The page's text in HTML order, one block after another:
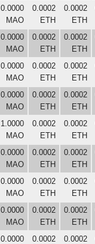
0.0000
MAO
0.0002
ETH
0.0002
ETH
0.0000
MAO
0.0002
ETH
0.0002
ETH
0.0000
MAO
0.0002
ETH
0.0002
ETH
0.0000
MAO
0.0002
ETH
0.0002
ETH
1.0000
MAO
0.0002
ETH
0.0002
ETH
0.0000
MAO
0.0002
ETH
0.0002
ETH
0.0000
MAO
0.0002
ETH
0.0002
ETH
0.0000
MAO
0.0002
ETH
0.0002
ETH
0.0000
0.0002
0.0002